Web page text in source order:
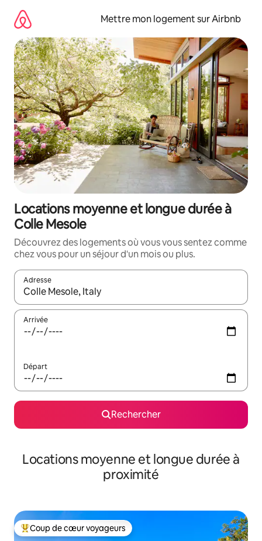
directement
contenu
Mettre mon logement sur Airbnb
Locations moyenne et longue durée à
Colle Mesole
Découvrez des logements où vous vous sentez comme
chez vous pour un séjour d'un mois ou plus.
Adresse
Lorsque les résultats s'affichent, utilisez les flèches vers le
Arrivée
Départ
Rechercher
Locations moyenne et longue durée à
proximité
Coups de cœur voyageurs les plus appréciés
Coup de cœur voyageurs